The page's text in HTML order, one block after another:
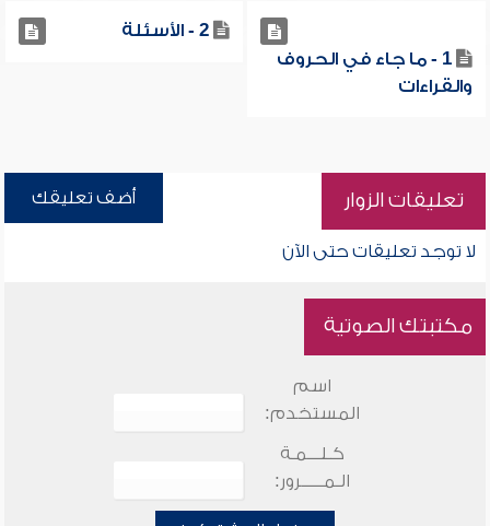
1 - ما جاء في الحروف
والقراءات
2 - الأسئلة
تعليقات الزوار أضف تعليقك
لا توجد تعليقات حتى الآن
مكتبتك الصوتية
اسم
المستخدم:
كـلـــمـة
الـمـــــرور: